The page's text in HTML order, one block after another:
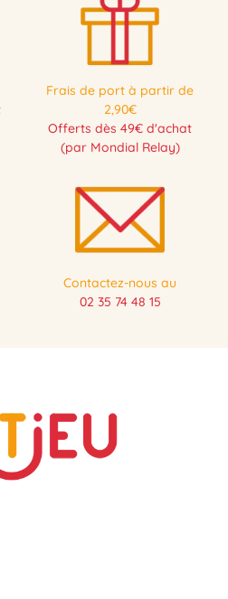
Frais de port à partir de
2,90€
Offerts dès 49€ d'achat
(par Mondial Relay)
Contactez-nous au
02 35 74 48 15